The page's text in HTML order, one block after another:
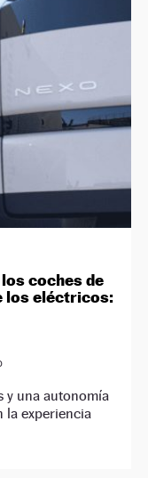
coches de
los eléctricos:
y una autonomía
la experiencia